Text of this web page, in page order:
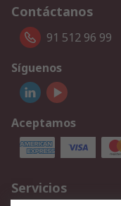
Contáctanos
91 512 96 99
Síguenos
Aceptamos
Servicios